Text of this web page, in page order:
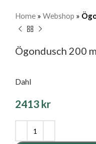
Home » Webshop »
Ögondusch 200
Dahl
2413 kr